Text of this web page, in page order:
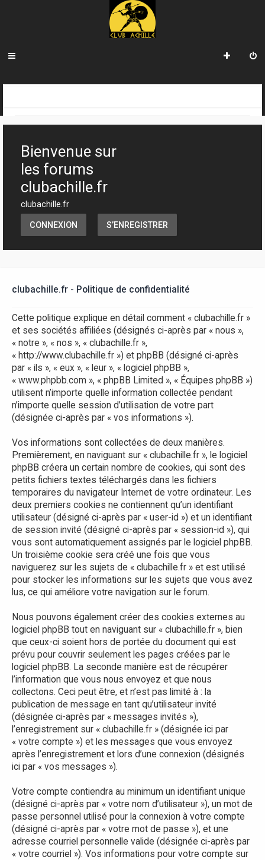
Bienvenue sur
les forums
clubachille.fr
clubachille.fr
CONNEXION S’ENREGISTRER
clubachille.fr - Politique de confidentialité
Cette politique explique en détail comment « clubachille.fr »
et ses sociétés affiliées (désignés ci-après par « nous »,
« notre », « nos », « clubachille.fr »,
« http://www.clubachille.fr ») et phpBB (désigné ci-après
par « ils », « eux », « leur », « logiciel phpBB »,
« www.phpbb.com », « phpBB Limited », « Équipes phpBB »)
utilisent n’importe quelle information collectée pendant
n’importe quelle session d’utilisation de votre part
(désignée ci-après par « vos informations »).
Vos informations sont collectées de deux manières.
Premièrement, en naviguant sur « clubachille.fr », le logiciel
phpBB créera un certain nombre de cookies, qui sont des
petits fichiers textes téléchargés dans les fichiers
temporaires du navigateur Internet de votre ordinateur. Les
deux premiers cookies ne contiennent qu’un identifiant
utilisateur (désigné ci-après par « user-id ») et un identifiant
de session invité (désigné ci-après par « session-id »), qui
vous sont automatiquement assignés par le logiciel phpBB.
Un troisième cookie sera créé une fois que vous
naviguerez sur les sujets de « clubachille.fr » et est utilisé
pour stocker les informations sur les sujets que vous avez
lus, ce qui améliore votre navigation sur le forum.
Nous pouvons également créer des cookies externes au
logiciel phpBB tout en naviguant sur « clubachille.fr », bien
que ceux-ci soient hors de portée du document qui est
prévu pour couvrir seulement les pages créées par le
logiciel phpBB. La seconde manière est de récupérer
l’information que vous nous envoyez et que nous
collectons. Ceci peut être, et n’est pas limité à : la
publication de message en tant qu’utilisateur invité
(désignée ci-après par « messages invités »),
l’enregistrement sur « clubachille.fr » (désignée ici par
« votre compte ») et les messages que vous envoyez
après l’enregistrement et lors d’une connexion (désignés
ici par « vos messages »).
Votre compte contiendra au minimum un identifiant unique
(désigné ci-après par « votre nom d’utilisateur »), un mot de
passe personnel utilisé pour la connexion à votre compte
(désigné ci-après par « votre mot de passe »), et une
adresse courriel personnelle valide (désignée ci-après par
« votre courriel »). Vos informations pour votre compte sur